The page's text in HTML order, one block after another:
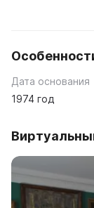
Дата основания
1974 год